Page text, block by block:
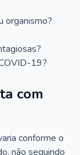
organismo?
19?
com
conforme o
não seguindo